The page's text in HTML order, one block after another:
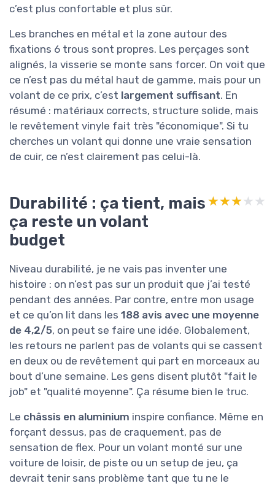
c’est plus confortable et plus sûr.
Les branches en métal et la zone autour des
fixations 6 trous sont propres. Les perçages sont
alignés, la visserie se monte sans forcer. On voit que
ce n’est pas du métal haut de gamme, mais pour un
volant de ce prix, c’est largement suffisant. En
résumé : matériaux corrects, structure solide, mais
le revêtement vinyle fait très "économique". Si tu
cherches un volant qui donne une vraie sensation
de cuir, ce n’est clairement pas celui-là.
Durabilité : ça tient, mais
ça reste un volant
budget
★★★★★
★★★★★
Niveau durabilité, je ne vais pas inventer une
histoire : on n’est pas sur un produit que j’ai testé
pendant des années. Par contre, entre mon usage
et ce qu’on lit dans les 188 avis avec une moyenne
de 4,2/5, on peut se faire une idée. Globalement,
les retours ne parlent pas de volants qui se cassent
en deux ou de revêtement qui part en morceaux au
bout d’une semaine. Les gens disent plutôt "fait le
job" et "qualité moyenne". Ça résume bien le truc.
Le châssis en aluminium inspire confiance. Même en
forçant dessus, pas de craquement, pas de
sensation de flex. Pour un volant monté sur une
voiture de loisir, de piste ou un setup de jeu, ça
devrait tenir sans problème tant que tu ne le